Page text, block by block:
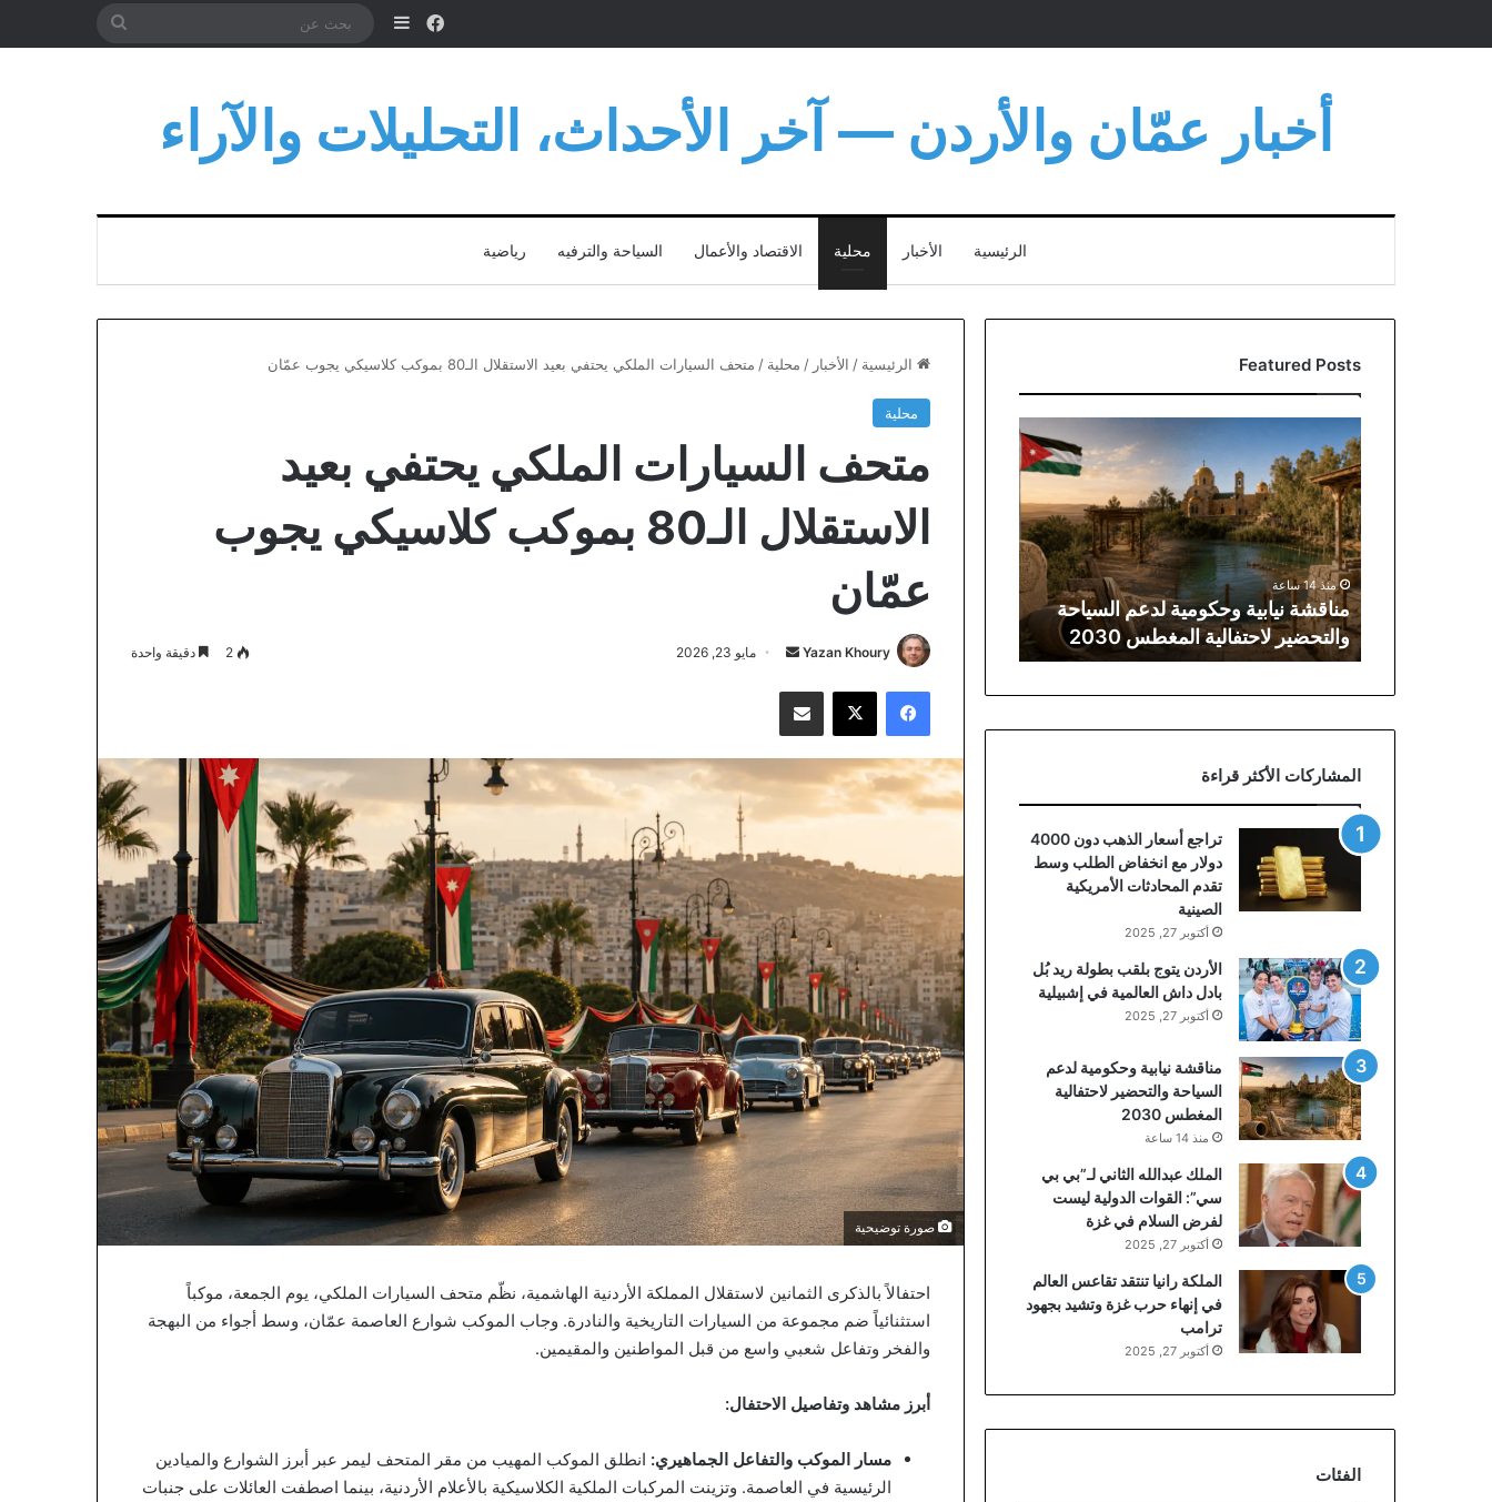
فيسبوكإضافة عمود جانبي
بحث
أخبار عمّان والأردن — آخر الأحداث، التحليلات والآراء
الرئيسية الأخبار محلية الاقتصاد والأعمال السياحة والترفيه رياضية
الرئيسية / الأخبار / محلية / متحف السيارات الملكي يحتفي بعيد الاستقلال الـ80 بموكب كلاسيكي يجوب عمّان
محلية
متحف السيارات الملكي يحتفي بعيد
الاستقلال الـ80 بموكب كلاسيكي يجوب
عمّان
Yazan Khoury
أرسل مايو 23, 2026 2 دقيقة واحدة
فيسبوك ‫X مشاركة عبر البريد
صورة توضيحية
احتفالاً بالذكرى الثمانين لاستقلال المملكة الأردنية الهاشمية، نظّم متحف السيارات الملكي، يوم الجمعة، موكباً
استثنائياً ضم مجموعة من السيارات التاريخية والنادرة. وجاب الموكب شوارع العاصمة عمّان، وسط أجواء من البهجة
والفخر وتفاعل شعبي واسع من قبل المواطنين والمقيمين.
أبرز مشاهد وتفاصيل الاحتفال:
مسار الموكب والتفاعل الجماهيري: انطلق الموكب المهيب من مقر المتحف ليمر عبر أبرز الشوارع والميادين
الرئيسية في العاصمة. وتزينت المركبات الملكية الكلاسيكية بالأعلام الأردنية، بينما اصطفت العائلات على جنبات
Featured Posts
نيابية
وحكومية
لدعم
السياحة
والتحضير
لاحتفالية
المغطس
2030
منذ 14 ساعة
مناقشة نيابية وحكومية لدعم السياحة
والتحضير لاحتفالية المغطس 2030
المشاركات الأكثر قراءة
تراجع أسعار الذهب دون 4000
دولار مع انخفاض الطلب وسط
تقدم المحادثات الأمريكية
الصينية
أكتوبر 27, 2025
الأردن يتوج بلقب بطولة ريد بُل
بادل داش العالمية في إشبيلية
أكتوبر 27, 2025
مناقشة نيابية وحكومية لدعم
السياحة والتحضير لاحتفالية
المغطس 2030
منذ 14 ساعة
الملك عبدالله الثاني لـ”بي بي
سي”: القوات الدولية ليست
لفرض السلام في غزة
أكتوبر 27, 2025
الملكة رانيا تنتقد تقاعس العالم
في إنهاء حرب غزة وتشيد بجهود
ترامب
أكتوبر 27, 2025
الفئات